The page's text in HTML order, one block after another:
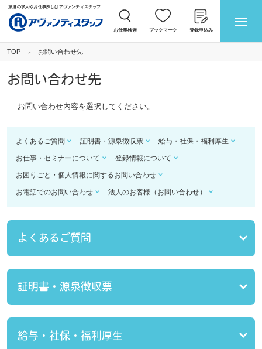
派遣の求人やお仕事探しはアヴァンティスタッフ
お仕事検索 ブックマーク 登録申込み
TOP お問い合わせ先
お問い合わせ先
お問い合わせ内容を選択してください。
よくあるご質問 証明書・源泉徴収票 給与・社保・福利厚生
お仕事・セミナーについて 登録情報について
お困りごと・個人情報に関するお問い合わせ
お電話でのお問い合わせ 法人のお客様（お問い合わせ）
よくあるご質問
証明書・源泉徴収票
給与・社保・福利厚生